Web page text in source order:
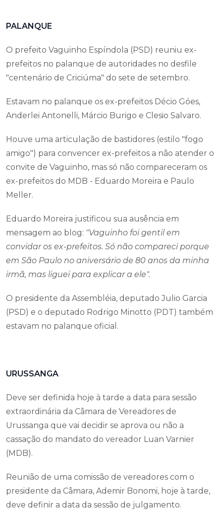
PALANQUE
O prefeito Vaguinho Espíndola (PSD) reuniu ex-
prefeitos no palanque de autoridades no desfile
"centenário de Criciúma" do sete de setembro.
Estavam no palanque os ex-prefeitos Décio Góes,
Anderlei Antonelli, Márcio Burigo e Clesio Salvaro.
Houve uma articulação de bastidores (estilo "fogo
amigo") para convencer ex-prefeitos a não atender o
convite de Vaguinho, mas só não compareceram os
ex-prefeitos do MDB - Eduardo Moreira e Paulo
Meller.
Eduardo Moreira justificou sua ausência em
mensagem ao blog: "Vaguinho foi gentil em
convidar os ex-prefeitos. Só não compareci porque
em São Paulo no aniversário de 80 anos da minha
irmã, mas liguei para explicar a ele".
O presidente da Assembléia, deputado Julio Garcia
(PSD) e o deputado Rodrigo Minotto (PDT) também
estavam no palanque oficial.
URUSSANGA
Deve ser definida hoje à tarde a data para sessão
extraordinária da Câmara de Vereadores de
Urussanga que vai decidir se aprova ou não a
cassação do mandato do vereador Luan Varnier
(MDB).
Reunião de uma comissão de vereadores com o
presidente da Câmara, Ademir Bonomi, hoje à tarde,
deve definir a data da sessão de julgamento.